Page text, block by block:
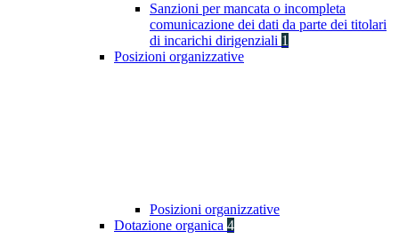
Sanzioni per mancata o incompleta
comunicazione dei dati da parte dei titolari
di incarichi dirigenziali 1
Posizioni organizzative
Posizioni organizzative
Dotazione organica 4